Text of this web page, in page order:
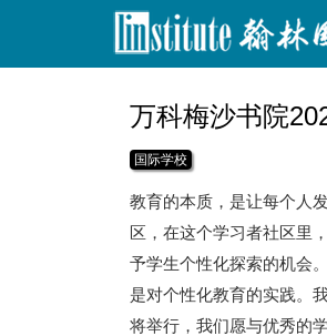
万科梅沙书院
国际学校
教育的本质，是让每个人
区，在这个学习者社区里
予学生个性化探索的机会
是对个性化教育的实践。
将举行，我们愿与优秀的